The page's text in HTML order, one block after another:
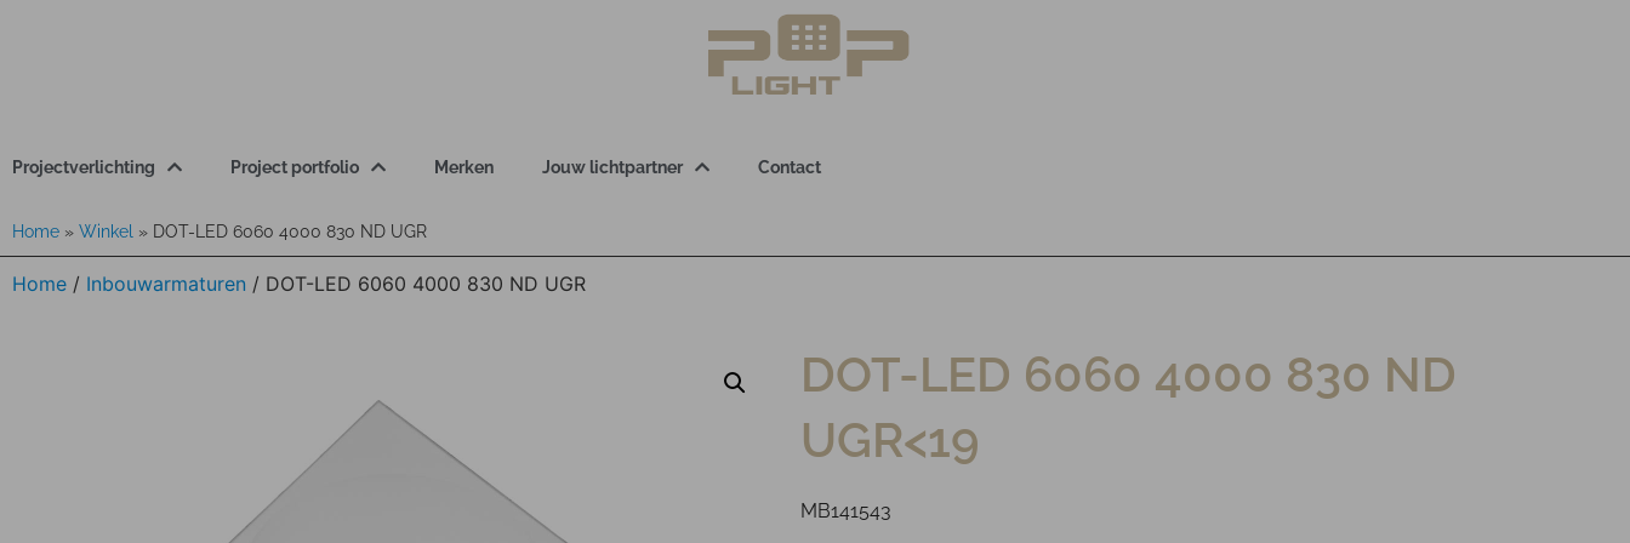
Projectverlichting Project portfolio Merken Jouw lichtpartner Contact
Home » Winkel » DOT-LED 6060 4000 830 ND UGR
Home / Inbouwarmaturen / DOT-LED 6060 4000 830 ND UGR
DOT-LED 6060 4000 830 ND
UGR<19
MB141543